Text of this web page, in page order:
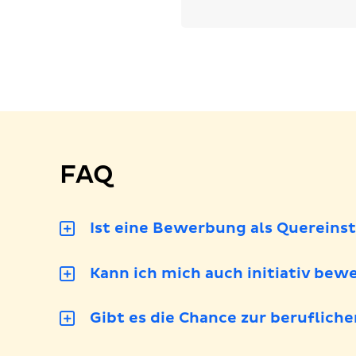
FAQ
Ist eine Bewerbung als
Kann ich mich auch initiativ
Gibt es die Chance zur